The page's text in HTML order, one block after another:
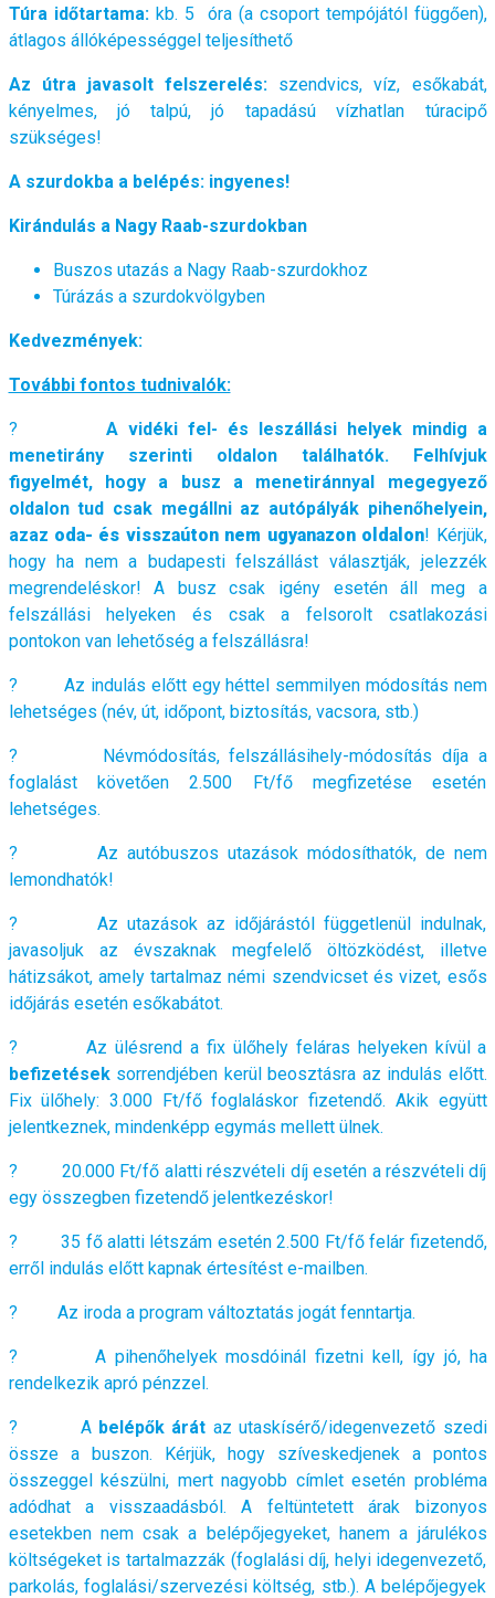
Túra időtartama:kb. 5 óra (a csoport tempójától függően),
átlagos állóképességgel teljesíthető
Az útra javasolt felszerelés: szendvics, víz, esőkabát,
kényelmes, jó talpú, jó tapadású vízhatlan túracipő
szükséges!
A szurdokba a belépés: ingyenes!
Kirándulás a Nagy Raab-szurdokban
Buszos utazás a Nagy Raab-szurdokhoz
Túrázás a szurdokvölgyben
Kedvezmények:
További fontos tudnivalók:
? A vidéki fel- és leszállási helyek mindig a
menetirány szerinti oldalon találhatók. Felhívjuk
figyelmét, hogy a busz a menetiránnyal megegyező
oldalon tud csak megállni az autópályák pihenőhelyein,
azaz oda- és visszaúton nem ugyanazon oldalon! Kérjük,
hogy ha nem a budapesti felszállást választják, jelezzék
megrendeléskor! A busz csak igény esetén áll meg a
felszállási helyeken és csak a felsorolt csatlakozási
pontokon van lehetőség a felszállásra!
? Az indulás előtt egy héttel semmilyen módosítás nem
lehetséges (név, út, időpont, biztosítás, vacsora, stb.)
? Névmódosítás, felszállásihely-módosítás díja a
foglalást követően 2.500 Ft/fő megfizetése esetén
lehetséges.
? Az autóbuszos utazások módosíthatók, de nem
lemondhatók!
? Az utazások az időjárástól függetlenül indulnak,
javasoljuk az évszaknak megfelelő öltözködést, illetve
hátizsákot, amely tartalmaz némi szendvicset és vizet, esős
időjárás esetén esőkabátot.
? Az ülésrend a fix ülőhely feláras helyeken kívül a
befizetéseksorrendjében kerül beosztásra az indulás előtt.
Fix ülőhely: 3.000 Ft/fő foglaláskor fizetendő. Akik együtt
jelentkeznek, mindenképp egymás mellett ülnek.
? 20.000 Ft/fő alatti részvételi díj esetén a részvételi díj
egy összegben fizetendő jelentkezéskor!
? 35 fő alatti létszám esetén 2.500 Ft/fő felár fizetendő,
erről indulás előtt kapnak értesítést e-mailben.
? Az iroda a program változtatás jogát fenntartja.
? A pihenőhelyek mosdóinál fizetni kell, így jó, ha
rendelkezik apró pénzzel.
? A belépők árát az utaskísérő/idegenvezető szedi
össze a buszon. Kérjük, hogy szíveskedjenek a pontos
összeggel készülni, mert nagyobb címlet esetén probléma
adódhat a visszaadásból. A feltüntetett árak bizonyos
esetekben nem csak a belépőjegyeket, hanem a járulékos
költségeket is tartalmazzák (foglalási díj, helyi idegenvezető,
parkolás, foglalási/szervezési költség, stb.). A belépőjegyek